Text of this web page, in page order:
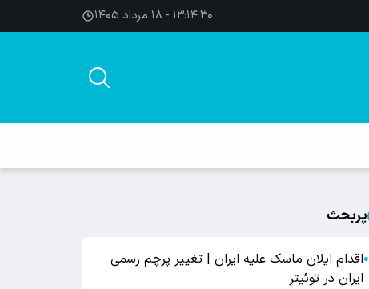
۱۳:۱۴:۳۰ - ۱۸ مرداد ۱۴۰۵
پربحث
●اقدام ایلان ماسک علیه ایران | تغییر پرچم رسمی
ایران در توئیتر